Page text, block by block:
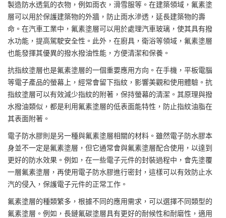
製造防水透氣的衣物，例如雨衣，滑雪服等。在建築領域，氟素塗
層可以用於保護建築物的外牆，防止雨水滲透，延長建築物的壽
命。在汽車工業中，氟素塗層可以用於處理汽車玻璃，使其具有撥
水功能，提高駕駛安全性。此外，在廚具，衛浴等領域，氟素塗層
也能發揮其優異的撥水撥油性能，方便清潔和保養。
抗指紋塗層也是氟素塗層的一個重要應用方向。在手機，平板電腦
等電子產品的螢幕上，經常會留下指紋，影響美觀和使用體驗。抗
指紋塗層可以有效減少指紋的附著，保持螢幕的清潔。其原理與撥
水撥油類似，都是利用氟素塗層的低表面能特性，防止指紋油脂在
其表面附著。
電子防水膠則是另一種與氟素塗層相關的材料。雖然電子防水膠本
身並不一定是氟素塗層，但它通常會與氟素塗層配合使用，以達到
更好的防水效果。例如，在一些電子元件的封裝過程中，會先塗覆
一層氟素塗層，再使用電子防水膠進行密封，這樣可以有效防止水
汽的侵入，保護電子元件的正常工作。
氟素塗層的種類繁多，根據不同的應用需求，可以選擇不同類型的
氟素塗層。例如，長鏈氟碳塗層具有更好的耐候性和耐磨性，適用